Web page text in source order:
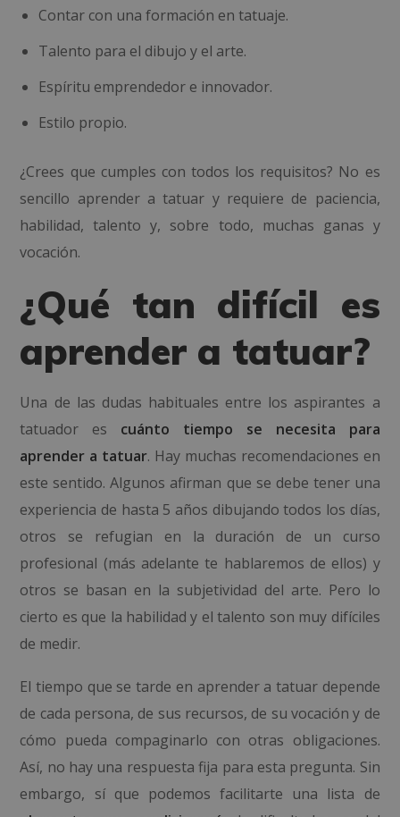
Contar con una formación en tatuaje.
Talento para el dibujo y el arte.
Espíritu emprendedor e innovador.
Estilo propio.
¿Crees que cumples con todos los requisitos? No es
sencillo aprender a tatuar y requiere de paciencia,
habilidad, talento y, sobre todo, muchas ganas y
vocación.
¿Qué tan difícil es
aprender a tatuar?
Una de las dudas habituales entre los aspirantes a
tatuador es cuánto tiempo se necesita para
aprender a tatuar. Hay muchas recomendaciones en
este sentido. Algunos afirman que se debe tener una
experiencia de hasta 5 años dibujando todos los días,
otros se refugian en la duración de un curso
profesional (más adelante te hablaremos de ellos) y
otros se basan en la subjetividad del arte. Pero lo
cierto es que la habilidad y el talento son muy difíciles
de medir.
El tiempo que se tarde en aprender a tatuar depende
de cada persona, de sus recursos, de su vocación y de
cómo pueda compaginarlo con otras obligaciones.
Así, no hay una respuesta fija para esta pregunta. Sin
embargo, sí que podemos facilitarte una lista de